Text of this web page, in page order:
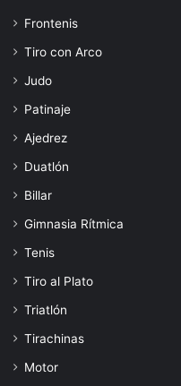
Frontenis
Tiro con Arco
Judo
Patinaje
Ajedrez
Duatlón
Billar
Gimnasia Rítmica
Tenis
Tiro al Plato
Triatlón
Tirachinas
Motor